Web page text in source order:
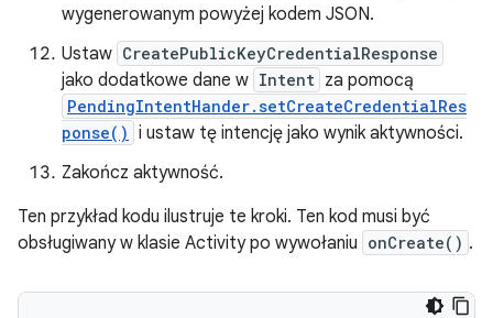
wygenerowanym powyżej kodem JSON.
Ustaw CreatePublicKeyCredentialResponse
jako dodatkowe dane w Intent za pomocą
PendingIntentHander.setCreateCredentialRes
ponse() i ustaw tę intencję jako wynik aktywności.
Zakończ aktywność.
Ten przykład kodu ilustruje te kroki. Ten kod musi być
obsługiwany w klasie Activity po wywołaniu onCreate() .